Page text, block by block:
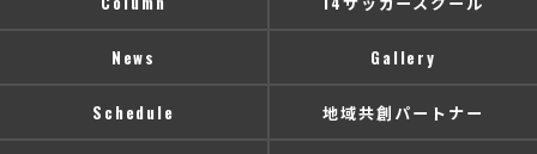
News Gallery
Schedule 地域共創パートナー